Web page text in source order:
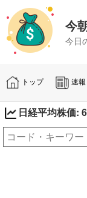
今
今日
トップ 速報
日経平均株価: